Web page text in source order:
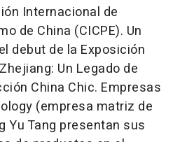
Internacional de
de China (CICPE). Un
debut de la Exposición
Zhejiang: Un Legado de
China Chic. Empresas
(empresa matriz de
Yu Tang presentan sus